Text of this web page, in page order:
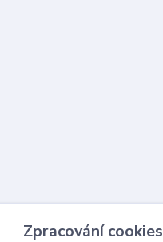
podpora
603 100 966
Zpracování cookies